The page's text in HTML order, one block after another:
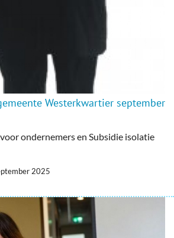
Westerkwartier september
ondernemers en Subsidie isolatie
2025